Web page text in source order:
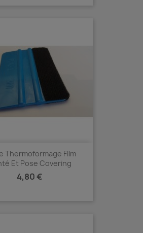
Thermoformage Film
Et Pose Covering
Prix
4,80 €